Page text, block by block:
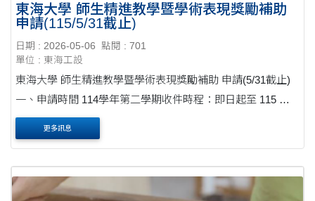
東海大學 師生精進教學暨學術表現獎勵補助
申請(115/5/31截止)
日期 : 2026-05-06
點閱 : 701
單位 : 東海工設
東海大學 師生精進教學暨學術表現獎勵補助 申請(5/31截止)
一、申請時間 114學年第二學期收件時程：即日起至 115 年 5
月 31 日止。 成果認定區間：114 年 12 月 1 日起至 115 年 5
月 31 日 為限 115學年第一....
更多訊息